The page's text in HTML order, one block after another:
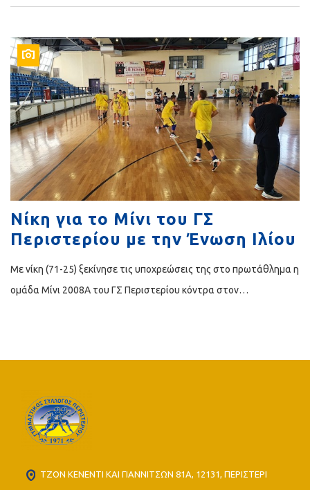
Νίκη για το Μίνι του ΓΣ
Περιστερίου με την Ένωση Ιλίου
Με νίκη (71-25) ξεκίνησε τις υποχρεώσεις της στο πρωτάθλημα η
ομάδα Μίνι 2008Α του ΓΣ Περιστερίου κόντρα στον…
ΤΖΟΝ ΚΕΝΕΝΤΙ ΚΑΙ ΓΙΑΝΝΙΤΣΩΝ 81Α, 12131, ΠΕΡΙΣΤΕΡΙ